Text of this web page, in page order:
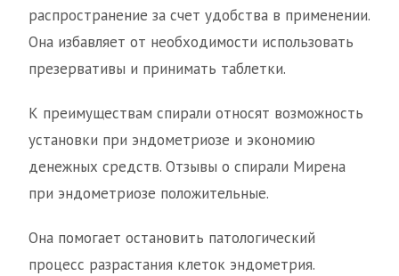
распространение за счет удобства в применении.
Она избавляет от необходимости использовать
презервативы и принимать таблетки.
К преимуществам спирали относят возможность
установки при эндометриозе и экономию
денежных средств. Отзывы о спирали Мирена
при эндометриозе положительные.
Она помогает остановить патологический
процесс разрастания клеток эндометрия.